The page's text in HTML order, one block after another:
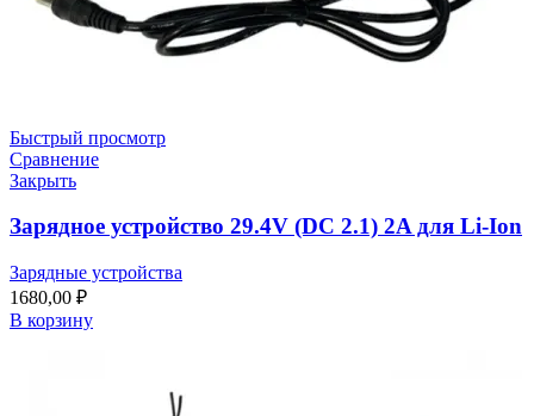
Быстрый просмотр
Сравнение
Закрыть
Зарядное устройство 29.4V (DC 2.1) 2A для Li-Ion
Зарядные устройства
1680,00 ₽
В корзину